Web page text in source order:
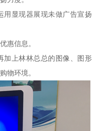
用显现器展现未做广告宣扬
惠信息。
加上林林总总的图像、图形
物环境。